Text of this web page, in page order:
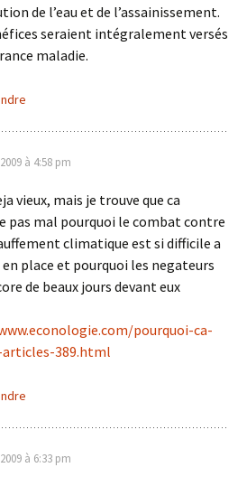
de l’eau et de l’assainissement.
seraient intégralement versés
maladie.
à 4:58 pm
vieux, mais je trouve que ca
pas mal pourquoi le combat contre
climatique est si difficile a
place et pourquoi les negateurs
de beaux jours devant eux
pourquoi-ca-
articles-389.html
à 6:33 pm